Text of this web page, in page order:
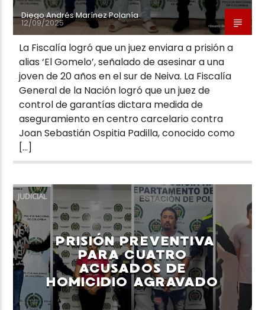
Diego Andrés Marínez Polanía
12/09/2025
La Fiscalía logró que un juez enviara a prisión a
alias ‘El Gomelo’, señalado de asesinar a una
joven de 20 años en el sur de Neiva. La Fiscalía
General de la Nación logró que un juez de
control de garantías dictara medida de
aseguramiento en centro carcelario contra
Joan Sebastián Ospitia Padilla, conocido como
[…]
JUDICIAL
PRISIÓN PREVENTIVA
PARA CUATRO
ACUSADOS DE
HOMICIDIO AGRAVADO